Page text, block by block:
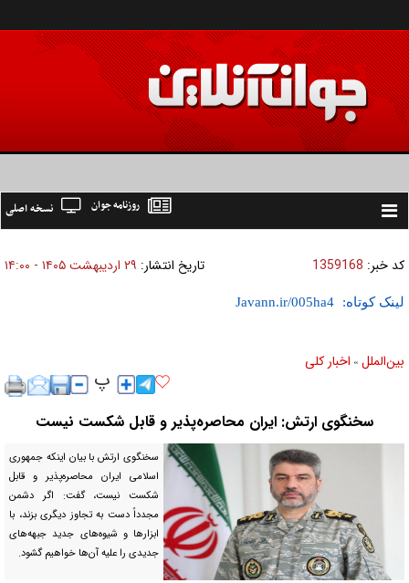
Toggle
نسخه اصلی روزنامه جوان
کد خبر: 1359168 تاریخ انتشار: ۲۹ ارديبهشت ۱۴۰۵ - ۱۴:۰۰
لینک کوتاه:
بين‌الملل » اخبار كلی
سخنگوی ارتش: ایران محاصره‌پذیر و قابل شکست نیست
سخنگوی ارتش با بیان اینکه جمهوری
اسلامی ایران محاصره‌پذیر و قابل
شکست نیست، گفت: اگر دشمن
مجدداً دست به تجاوز دیگری بزند، با
ابزارها و شیوه‌های جدید جبهه‌های
جدیدی را علیه آن‌ها خواهیم گشود.